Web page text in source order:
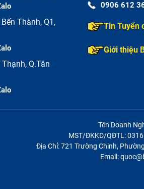
Thành, Q1,
Q.Tân
0906 612
Tin Tuyển
Giới thiệu
Tên Doanh
MST/ĐKKD/QĐTL:
Địa Chỉ: 721 Trường Chinh,
Email: